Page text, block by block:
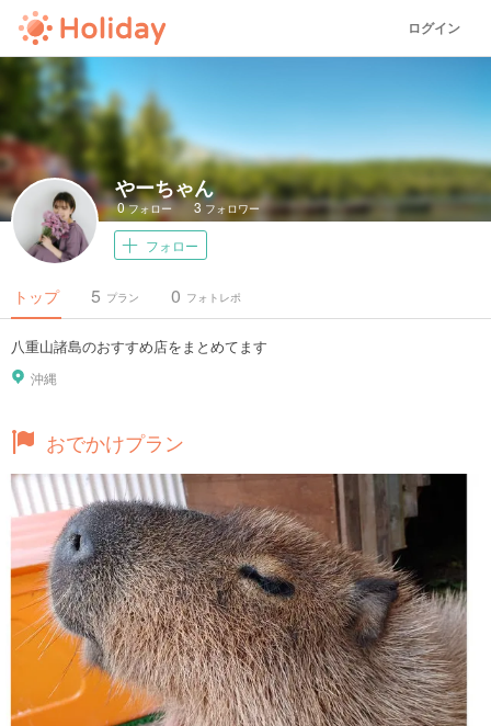
ログイン
やーちゃん
0フォロー 3 フォロワー
フォロー
トップ プラン
5 フォトレポ
0
八重山諸島のおすすめ店をまとめてます
沖縄
おでかけプラン